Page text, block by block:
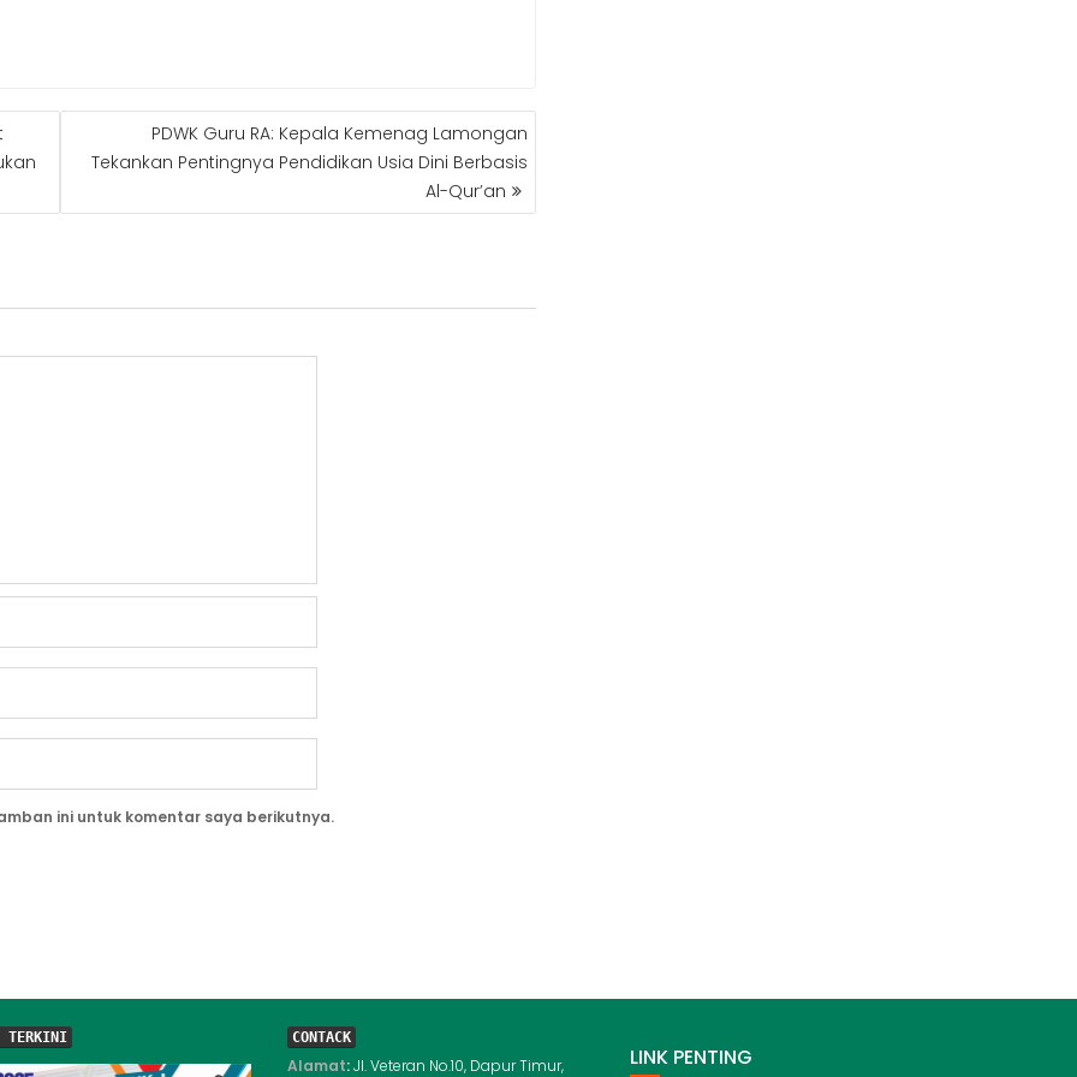
PDWK Guru RA: Kepala Kemenag Lamongan
Tekankan Pentingnya Pendidikan Usia Dini Berbasis
Al-Qur’an
ini untuk komentar saya berikutnya.
TERKINI CONTACK
Alamat:Jl. Veteran No.10, Dapur Timur, LINK PENTING